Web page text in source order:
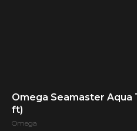
Omega Seamaster Aqua
ft)
Omega